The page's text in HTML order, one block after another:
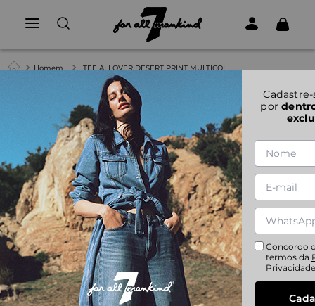
Homem TEE ALLOVER DESERT PRINT MULTICOL
TEE ALLOVER DESERT PRINT MULTICOL
S M L XL
por
Concordo
termos da
Privacidade